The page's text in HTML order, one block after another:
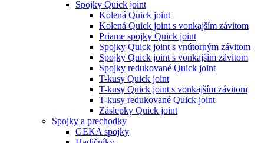
Spojky Quick joint
Kolená Quick joint
Kolená Quick joint s vonkajším závitom
Priame spojky Quick joint
Spojky Quick joint s vnútorným závitom
Spojky Quick joint s vonkajším závitom
Spojky redukované Quick joint
T-kusy Quick joint
T-kusy Quick joint s vonkajším závitom
T-kusy redukované Quick joint
Záslepky Quick joint
Spojky a prechodky
GEKA spojky